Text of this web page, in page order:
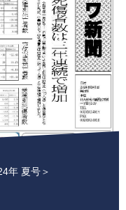
年 夏号＞